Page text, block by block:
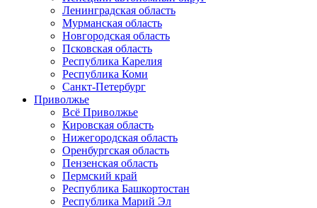
Ленинградская область
Мурманская область
Новгородская область
Псковская область
Республика Карелия
Республика Коми
Санкт-Петербург
Приволжье
Всё Приволжье
Кировская область
Нижегородская область
Оренбургская область
Пензенская область
Пермский край
Республика Башкортостан
Республика Марий Эл